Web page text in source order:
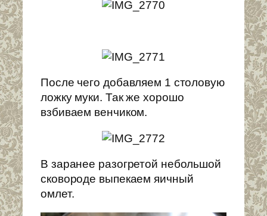
После чего добавляем 1 столовую
ложку муки. Так же хорошо
взбиваем венчиком.
В заранее разогретой небольшой
сковороде выпекаем яичный
омлет.